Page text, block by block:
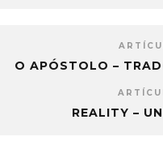
O APÓSTOLO –
REALITY –